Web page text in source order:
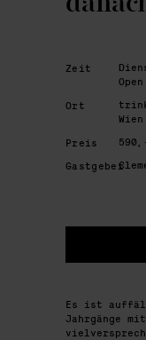
Zeit
Ort
Wien
Preis
Gastgeber
Es ist
Jahrgänge